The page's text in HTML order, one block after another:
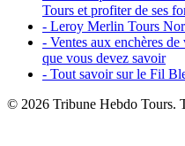
Tours et profiter de ses
- Leroy Merlin Tours
- Ventes aux enchères
que vous devez savoir
- Tout savoir sur le Fil
© 2026 Tribune Hebdo Tours.